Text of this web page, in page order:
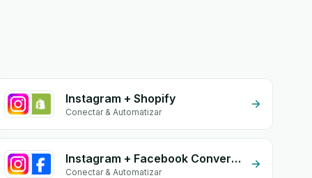
Instagram + Shopify
Conectar & Automatizar
Instagram + Facebook Conversion API (CAPI)
Conectar & Automatizar